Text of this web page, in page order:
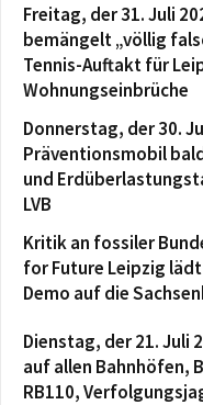
Freitag, der 31. Juli
bemängelt „völlig
Tennis-Auftakt für
Wohnungseinbrüche
Donnerstag, der 30.
Präventionsmobil
und
LVB
Kritik an fossiler
for Future Leipzig
Demo auf die
Dienstag, der 21. Juli
auf allen Bahnhöfen,
RB110,